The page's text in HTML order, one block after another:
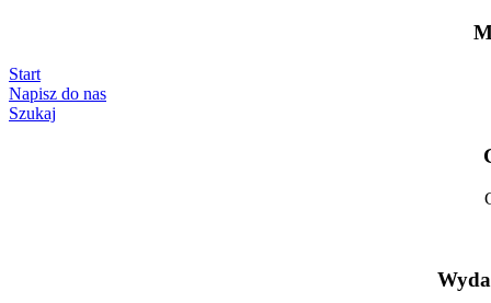
Start
Napisz do nas
Szukaj